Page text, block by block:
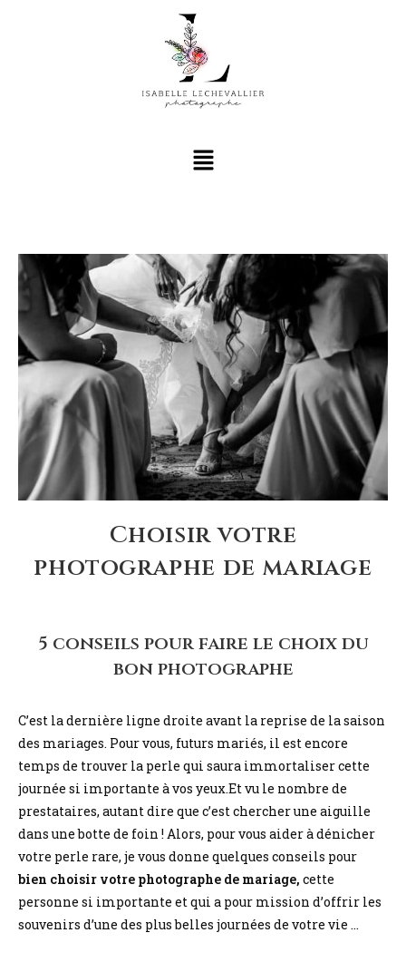
Choisir votre
photographe de mariage
5 conseils pour faire le choix du
bon photographe
C’est la dernière ligne droite avant la reprise de la saison
des mariages. Pour vous, futurs mariés, il est encore
temps de trouver la perle qui saura immortaliser cette
journée si importante à vos yeux.Et vu le nombre de
prestataires, autant dire que c’est chercher une aiguille
dans une botte de foin ! Alors, pour vous aider à dénicher
votre perle rare, je vous donne quelques conseils pour
bien choisir votre photographe de mariage, cette
personne si importante et qui a pour mission d’offrir les
souvenirs d’une des plus belles journées de votre vie …